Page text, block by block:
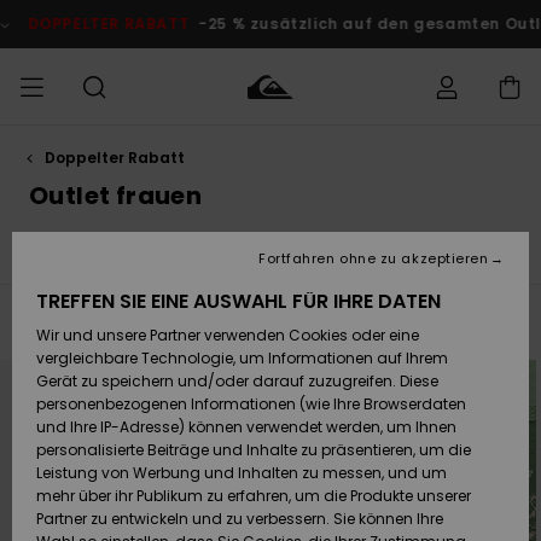
Produkt
springen
zusätzlich auf den gesamten Outlet-Bereich Jetzt Sparen
MÄNNER
Accessoires
Schuhe&
Flip-Flops
Surf
Snow
JUNGEN
Accessoires
Schuhe&
Flip-Flops
Surf
Snow
FRAUEN
Brandneu
Highlights
Snow
SURF
Kinder
Highlights
Community
SNOW
Kinder
Snow Shop
Damen
Highlights
DOPPELTER
RABATT
KINDER
Outlet
Frauen
Versand
Retouren
Bezahlung
Geschenkkarte
Quiksilver
Doppelter Rabatt
Outlet frauen
Accessoires
Filterkriterien
springen
Überspringen
TREFFEN SIE EINE AUSWAHL FÜR IHRE DATEN
Wir und unsere Partner verwenden Cookies oder eine
vergleichbare Technologie, um Informationen auf Ihrem
Gerät zu speichern und/oder darauf zuzugreifen. Diese
personenbezogenen Informationen (wie Ihre Browserdaten
und Ihre IP-Adresse) können verwendet werden, um Ihnen
personalisierte Beiträge und Inhalte zu präsentieren, um die
Leistung von Werbung und Inhalten zu messen, und um
mehr über ihr Publikum zu erfahren, um die Produkte unserer
Partner zu entwickeln und zu verbessern. Sie können Ihre
Fortfahren ohne zu akzeptieren